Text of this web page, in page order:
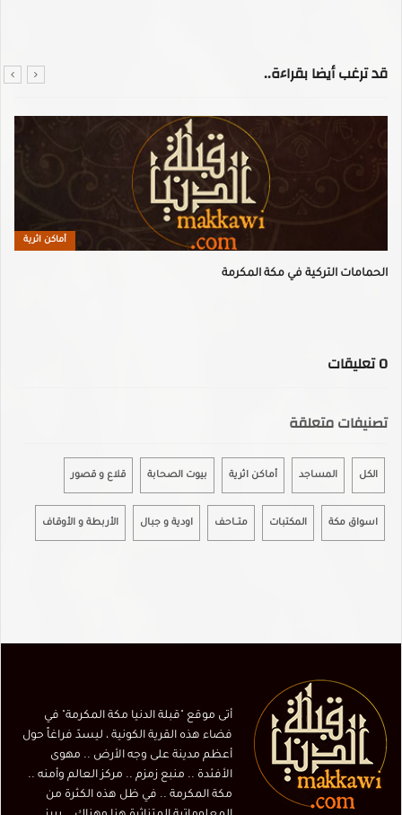
قد ترغب أيضا بقراءة..
أماكن اثرية
الحمامات التركية في مكة المكرمة
0تعليقات
تصنيفات متعلقة
الكل المساجد أماكن اثرية بيوت الصحابة قلاع و قصور
اسواق مكة المكتبات متـــاحـف اودية و جبال الأربطة و الأوقاف
أتى موقع "قبلة الدنيا مكة المكرمة" في
فضاء هذه القرية الكونية ، ليسدّ فراغاً حول
أعظم مدينة على وجه الأرض .. مهوى
الأفئدة .. منبع زمزم .. مركز العالم وأمنه ..
مكة المكرمة .. في ظل هذه الكثرة من